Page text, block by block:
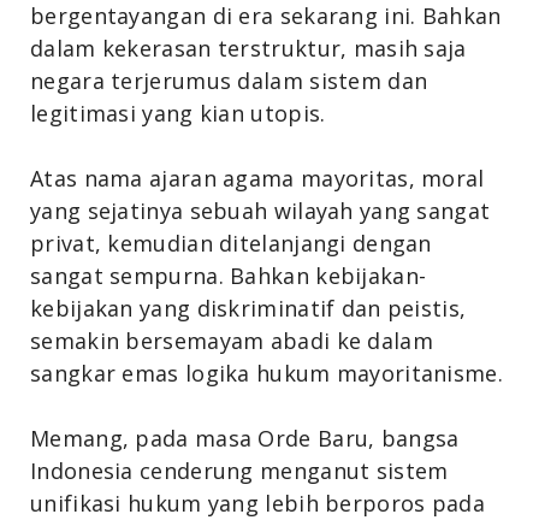
bergentayangan di era sekarang ini. Bahkan
dalam kekerasan terstruktur, masih saja
negara terjerumus dalam sistem dan
legitimasi yang kian utopis.
Atas nama ajaran agama mayoritas, moral
yang sejatinya sebuah wilayah yang sangat
privat, kemudian ditelanjangi dengan
sangat sempurna. Bahkan kebijakan-
kebijakan yang diskriminatif dan peistis,
semakin bersemayam abadi ke dalam
sangkar emas logika hukum mayoritanisme.
Memang, pada masa Orde Baru, bangsa
Indonesia cenderung menganut sistem
unifikasi hukum yang lebih berporos pada